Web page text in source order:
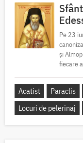
Pe 23
și
fiecare
Acatist Paraclis
Locuri de pelerinaj